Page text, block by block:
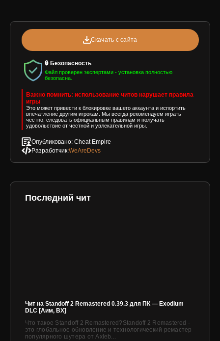
Скачать с сайта
🔒 Безопасность
Файл проверен экспертами - установка полностью
безопасна.
Важно помнить: использование читов нарушает правила
игры
Это может привести к блокировке вашего аккаунта и испортить
впечатление другим игрокам. Мы всегда рекомендуем играть
честно, следовать официальным правилам и получать
удовольствие от честной и увлекательной игры.
Опубликовано: Cheat Empire
Разработчик:WeAreDevs
Последний чит
Чит на Standoff 2 Remastered 0.39.3 для ПК — Exodium
DLC [Аим, ВХ]
Что такое Standoff 2 Remastered?Standoff 2 Remastered -
это глобальное обновление и технологический ремастер
популярного шутера от Axleb...